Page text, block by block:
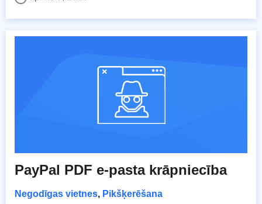
PayPal PDF e-pasta krāpniecība
Negodīgas vietnes, Pikšķerēšana